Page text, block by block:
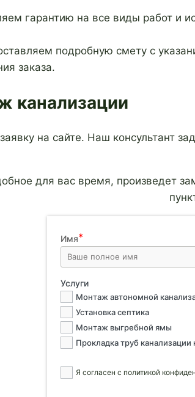
гарантию на все виды работ
подробную смету с
заказа.
канализации
на сайте. Наш консультант
для вас время, произведет
Имя
Услуги
Монтаж автономной
Установка септика
Монтаж выгребной ямы
Прокладка труб канализации
Я согласен с политикой